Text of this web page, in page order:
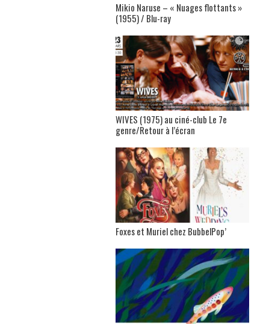
Mikio Naruse – « Nuages flottants »
(1955) / Blu-ray
WIVES (1975) au ciné-club Le 7e
genre/Retour à l’écran
Foxes et Muriel chez BubbelPop’